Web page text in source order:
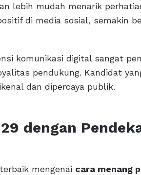
lebih mudah menarik
di media sosial, semakin
komunikasi digital sangat
pendukung. Kandidat
dan dipercaya publik.
dengan
mengenai cara menang